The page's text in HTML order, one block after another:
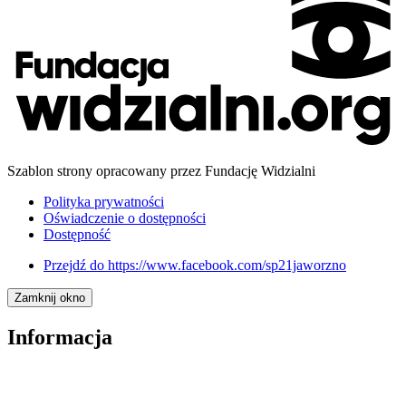
Szablon strony opracowany przez Fundację Widzialni
Polityka prywatności
Oświadczenie o dostępności
Dostępność
Przejdź do https://www.facebook.com/sp21jaworzno
Zamknij okno
Informacja